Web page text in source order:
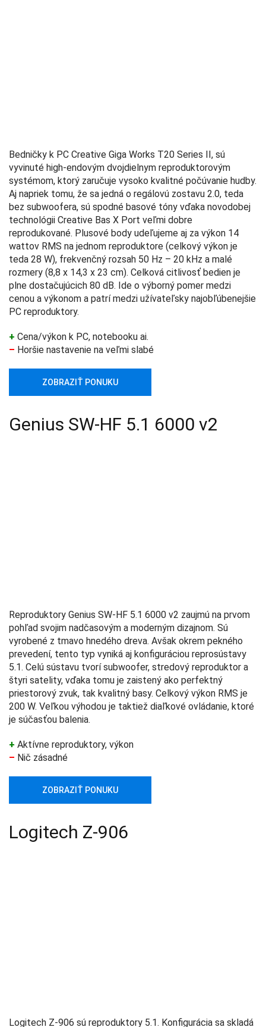
Bedničky k PC Creative Giga Works T20 Series II, sú
vyvinuté high-endovým dvojdielnym reproduktorovým
systémom, ktorý zaručuje vysoko kvalitné počúvanie hudby.
Aj napriek tomu, že sa jedná o regálovú zostavu 2.0, teda
bez subwoofera, sú spodné basové tóny vďaka novodobej
technológii Creative Bas X Port veľmi dobre
reprodukované. Plusové body udeľujeme aj za výkon 14
wattov RMS na jednom reproduktore (celkový výkon je
teda 28 W), frekvenčný rozsah 50 Hz – 20 kHz a malé
rozmery (8,8 x 14,3 x 23 cm). Celková citlivosť bedien je
plne dostačujúcich 80 dB. Ide o výborný pomer medzi
cenou a výkonom a patrí medzi užívateľsky najobľúbenejšie
PC reproduktory.
+ Cena/výkon k PC, notebooku ai.
– Horšie nastavenie na veľmi slabé
ZOBRAZIŤ PONUKU
Genius SW-HF 5.1 6000 v2
Reproduktory Genius SW-HF 5.1 6000 v2 zaujmú na prvom
pohľad svojim nadčasovým a moderným dizajnom. Sú
vyrobené z tmavo hnedého dreva. Avšak okrem pekného
prevedení, tento typ vyniká aj konfiguráciou reprosústavy
5.1. Celú sústavu tvorí subwoofer, stredový reproduktor a
štyri satelity, vďaka tomu je zaistený ako perfektný
priestorový zvuk, tak kvalitný basy. Celkový výkon RMS je
200 W. Veľkou výhodou je taktiež diaľkové ovládanie, ktoré
je súčasťou balenia.
+ Aktívne reproduktory, výkon
– Nič zásadné
ZOBRAZIŤ PONUKU
Logitech Z-906
Logitech Z-906 sú reproduktory 5.1. Konfigurácia sa skladá